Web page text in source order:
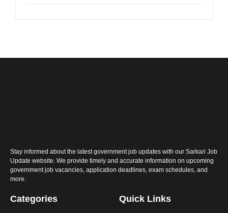
Stay informed about the latest government job updates with our Sarkari Job
Update website. We provide timely and accurate information on upcoming
government job vacancies, application deadlines, exam schedules, and
more.
Categories Quick Links